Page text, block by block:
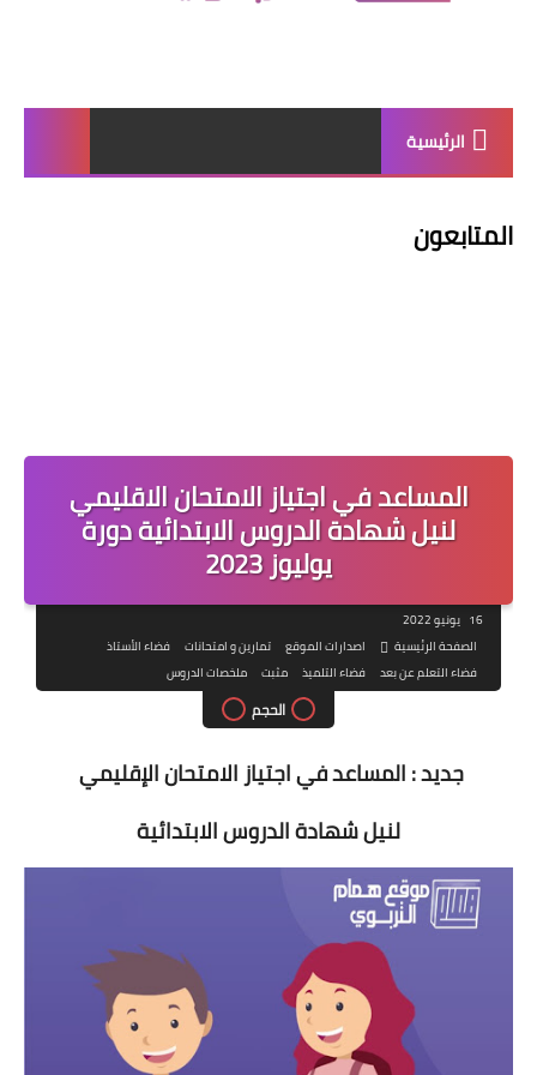
الرئيسية
المتابعون
المساعد في اجتياز الامتحان الاقليمي
لنيل شهادة الدروس الابتدائية دورة
يوليوز 2023
16 يونيو 2022
الصفحة الرئيسية
اصدارات الموقع تمارين و امتحانات
فضاء الأستاذ
فضاء التعلم عن بعد
فضاء التلميذ مثبت ملخصات الدروس
الحجم
جديد : المساعد في اجتياز الامتحان الإقليمي
لنيل شهادة الدروس الابتدائية